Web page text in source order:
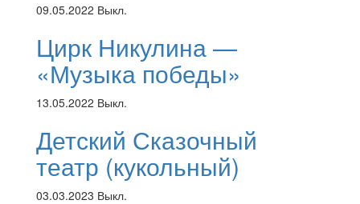
09.05.2022 Выкл.
Цирк Никулина —
«Музыка победы»
13.05.2022 Выкл.
Детский Сказочный
театр (кукольный)
03.03.2023 Выкл.